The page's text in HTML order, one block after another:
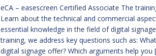
eCA – easescreen Certified Associate The
Learn about the technical and commercial
essential knowledge in the field of digital
training, we address key questions such as:
digital signage offer? Which arguments help you